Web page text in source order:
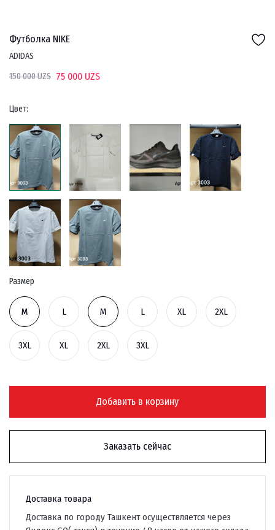
Футболка NIKE
ADIDAS
150 000 UZS 75 000 UZS
Цвет:
Размер
M L M L XL 2XL
3XL XL 2XL 3XL
Добавить в корзину
Заказать сейчас
Доставка товара
Доставка по городу Ташкент осуществляется через